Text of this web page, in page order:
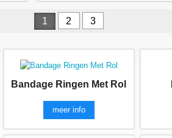
1 2 3
Bandage Ringen Met Rol
meer info